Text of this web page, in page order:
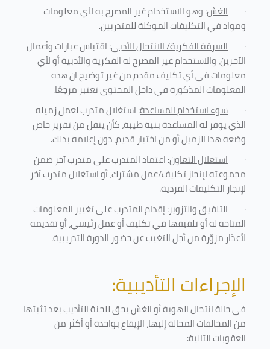
· الغش: وهو الاستخدام غير المصرح به لأي معلومات
ومواد في التكليفاتالموكلة للمتدربين.
· السرقة الفكرية/ الانتحال الأدبي: اقتباس عبارات وأعمال
الآخرين، والاستخدام غير المصرح له الفكرية والأدبية أو لأي
معلومات في أي تكليف مقدم من غير توضيح ان هذه
المعلومات المذكورة في داخل المحتوى تعتبر مرجعًا.
· سوء استخدام المساعدة: استغلال متدرب لعمل زميله
الذي يوفر له المساعدة بنية طيبة، كأن ينقل من تقرير خاص
وضعه هذا الزميل أو من اختبار قديم، دون إعلامه بذلك.
· استغلال التعاون: اعتماد المتدرب على متدرب آخر ضمن
مجموعته لإنجاز تكليف/عمل مشترك، أو استغلال متدرب آخر
لإنجاز التكليفات الفردية.
· التلفيق والتزوير: إقدام المتدرب على تغيير المعلومات
المتاحة له أو تلفيقها في تكليف أو عمل رئيسي، أو تقديمه
لأعذار مزوّرة من أجل التغيب عن حضور الدورة التدريبية.
الإجراءات التأديبية:
في حالة انتحال الهوية أو الغش يحق للجنة التأديب بعد تثبتها
من المخالفات المحالة إليها، الإيقاع بواحدة أو أكثر من
العقوبات التالية: